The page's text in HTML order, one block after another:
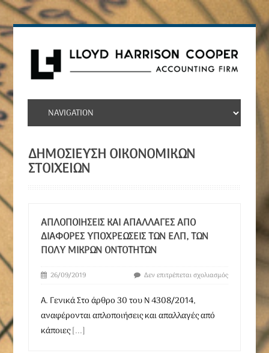
ΔΗΜΟΣΙΕΥΣΗ ΟΙΚΟΝΟΜΙΚΩΝ
ΣΤΟΙΧΕΙΩΝ
ΑΠΛΟΠΟΙΉΣΕΙΣ ΚΑΙ ΑΠΑΛΛΑΓΈΣ ΑΠΌ
ΔΙΆΦΟΡΕΣ ΥΠΟΧΡΕΏΣΕΙΣ ΤΩΝ ΕΛΠ, ΤΩΝ
ΠΟΛΎ ΜΙΚΡΏΝ ΟΝΤΟΤΉΤΩΝ
26/09/2019 Δεν επιτρέπεται σχολιασμός
Α. Γενικά Στο άρθρο 30 του Ν 4308/2014,
αναφέρονται απλοποιήσεις και απαλλαγές από
κάποιες[...]